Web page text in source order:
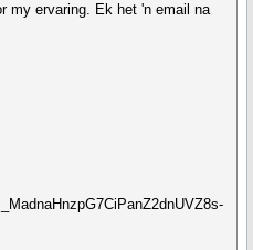
my ervaring. Ek het 'n email na